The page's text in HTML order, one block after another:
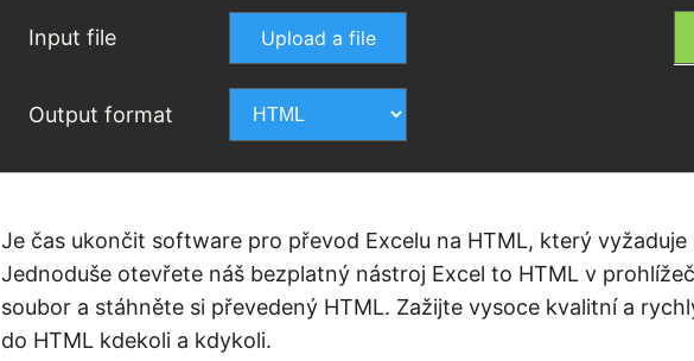
Input file Upload a file
Output format
Je čas ukončit software pro převod Excelu na HTML, který vyžaduje
Jednoduše otevřete náš bezplatný nástroj Excel to HTML v
soubor a stáhněte si převedený HTML. Zažijte vysoce kvalitní a
do HTML kdekoli a kdykoli.